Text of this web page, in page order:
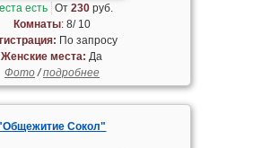
есть От230 руб.
Комнаты: 8/ 10
По запросу
Женские места: Да
Фото/подробнее
Сокол"